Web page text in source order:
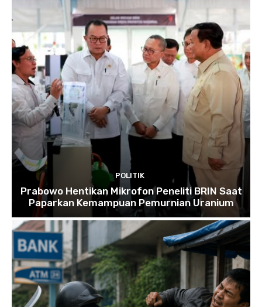
POLITIK
Prabowo Hentikan Mikrofon Peneliti BRIN Saat
Paparkan Kemampuan Pemurnian Uranium